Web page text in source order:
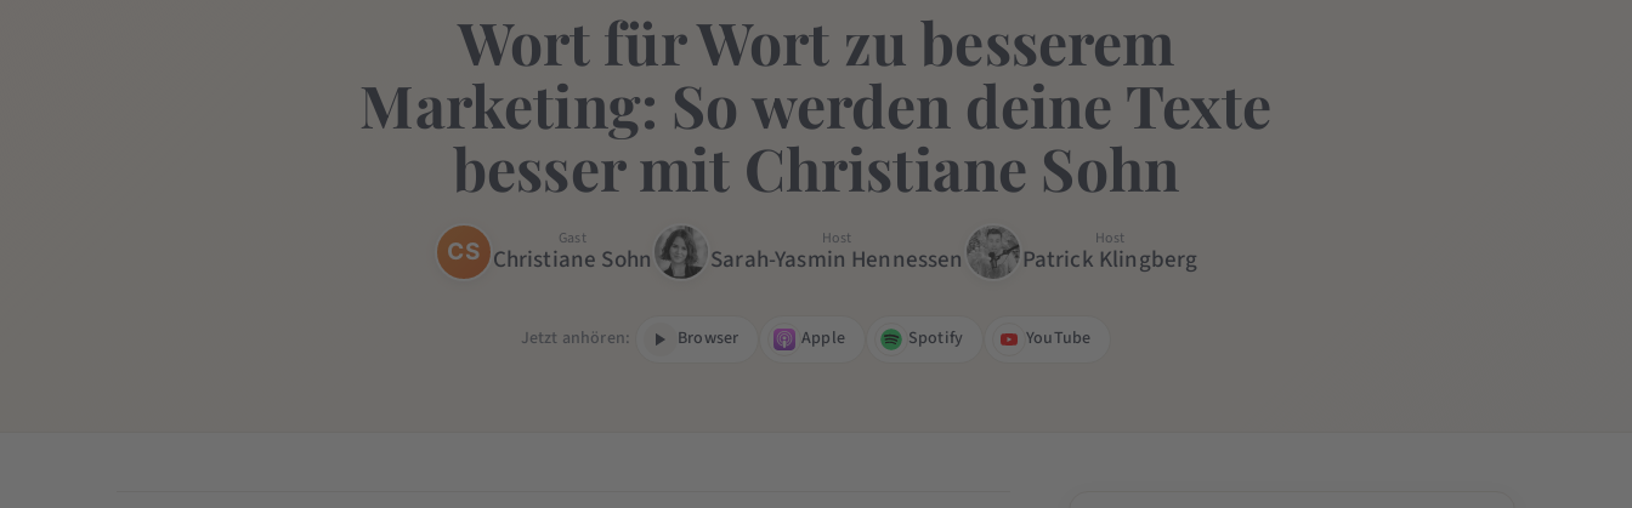
Wort für Wort zu besserem
Marketing: So werden deine Texte
besser mit Christiane Sohn
CS Gast
Christiane Sohn
Host
Sarah-Yasmin Hennessen
Host
Patrick Klingberg
Jetzt anhören: Browser Apple Spotify YouTube